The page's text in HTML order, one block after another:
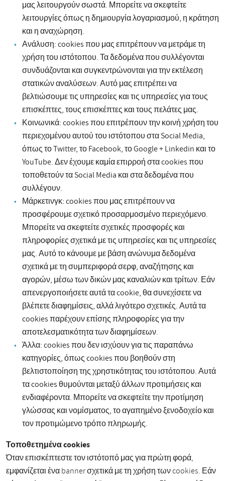
μας λειτουργούν σωστά. Μπορείτε να σκεφτείτε
λειτουργίες όπως η δημιουργία λογαριασμού, η κράτηση
και η αναχώρηση.
Ανάλυση: cookies που μας επιτρέπουν να μετράμε τη
χρήση του ιστότοπου. Τα δεδομένα που συλλέγονται
συνδυάζονται και συγκεντρώνονται για την εκτέλεση
στατικών αναλύσεων. Αυτό μας επιτρέπει να
βελτιώσουμε τις υπηρεσίες και τις υπηρεσίες για τους
επισκέπτες, τους επισκέπτες και τους πελάτες μας.
Κοινωνικά: cookies που επιτρέπουν την κοινή χρήση του
περιεχομένου αυτού του ιστότοπου στα Social Media,
όπως το Twitter, το Facebook, το Google + Linkedin και το
YouTube. Δεν έχουμε καμία επιρροή στα cookies που
τοποθετούν τα Social Media και στα δεδομένα που
συλλέγουν.
Μάρκετινγκ: cookies που μας επιτρέπουν να
προσφέρουμε σχετικό προσαρμοσμένο περιεχόμενο.
Μπορείτε να σκεφτείτε σχετικές προσφορές και
πληροφορίες σχετικά με τις υπηρεσίες και τις υπηρεσίες
μας. Αυτό το κάνουμε με βάση ανώνυμα δεδομένα
σχετικά με τη συμπεριφορά σερφ, αναζήτησης και
αγορών, μέσω των δικών μας καναλιών και τρίτων. Εάν
απενεργοποιήσετε αυτά τα cookie, θα συνεχίσετε να
βλέπετε διαφημίσεις, αλλά λιγότερο σχετικές. Αυτά τα
cookies παρέχουν επίσης πληροφορίες για την
αποτελεσματικότητα των διαφημίσεων.
Άλλα: cookies που δεν ισχύουν για τις παραπάνω
κατηγορίες, όπως cookies που βοηθούν στη
βελτιστοποίηση της χρηστικότητας του ιστότοπου. Αυτά
τα cookies θυμούνται μεταξύ άλλων προτιμήσεις και
ενδιαφέροντα. Μπορείτε να σκεφτείτε την προτίμηση
γλώσσας και νομίσματος, το αγαπημένο ξενοδοχείο και
τον προτιμώμενο τρόπο πληρωμής.
Τοποθετημένα cookies
Όταν επισκέπτεστε τον ιστότοπό μας για πρώτη φορά,
εμφανίζεται ένα banner σχετικά με τη χρήση των cookies. Εάν